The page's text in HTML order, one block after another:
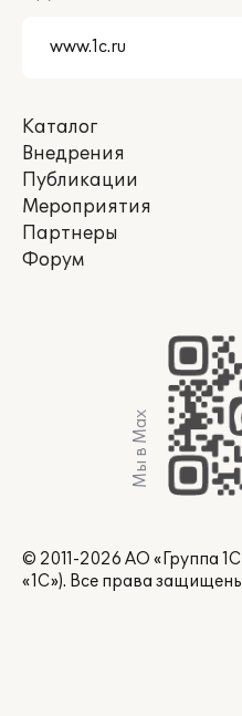
Каталог
Внедрения
Публикации
Мероприятия
Партнеры
Форум
Мы в Max
© 2011-2026 АО «Группа
«1С»). Все права